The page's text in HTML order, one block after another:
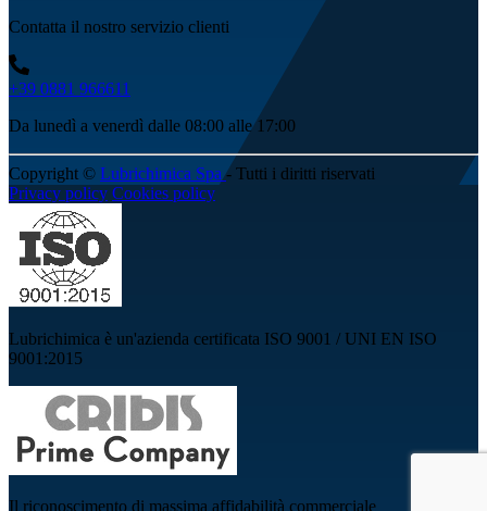
Contatta il nostro servizio clienti
+39 0881 966611
Da lunedì a venerdì dalle 08:00 alle 17:00
Copyright © Lubrichimica Spa- Tutti i diritti riservati
Privacy policy Cookies policy
Lubrichimica è un'azienda certificata ISO 9001 / UNI EN ISO
9001:2015
Il riconoscimento di massima affidabilità commerciale